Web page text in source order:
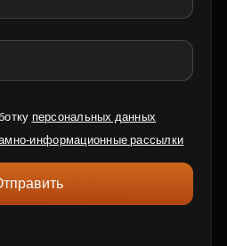
персональных данных
информационные рассылки